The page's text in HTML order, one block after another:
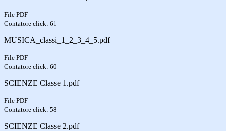
File PDF
Contatore click: 61
MUSICA_classi_1_2_3_4_5.pdf
File PDF
Contatore click: 60
SCIENZE Classe 1.pdf
File PDF
Contatore click: 58
SCIENZE Classe 2.pdf